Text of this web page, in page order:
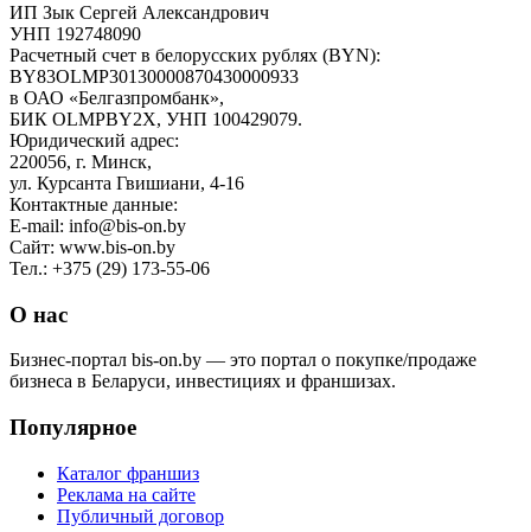
ИП Зык Сергей Александрович
УНП 192748090
Расчетный счет в белорусских рублях (BYN):
BY83OLMP30130000870430000933
в ОАО «Белгазпромбанк»,
БИК OLMPBY2X, УНП 100429079.
Юридический адрес:
220056, г. Минск,
ул. Курсанта Гвишиани, 4-16
Контактные данные:
E-mail: info@bis-on.by
Сайт: www.bis-on.by
Тел.: +375 (29) 173-55-06
О нас
Бизнес-портал bis-on.by — это портал о покупке/продаже
бизнеса в Беларуси, инвестициях и франшизах.
Популярное
Каталог франшиз
Реклама на сайте
Публичный договор